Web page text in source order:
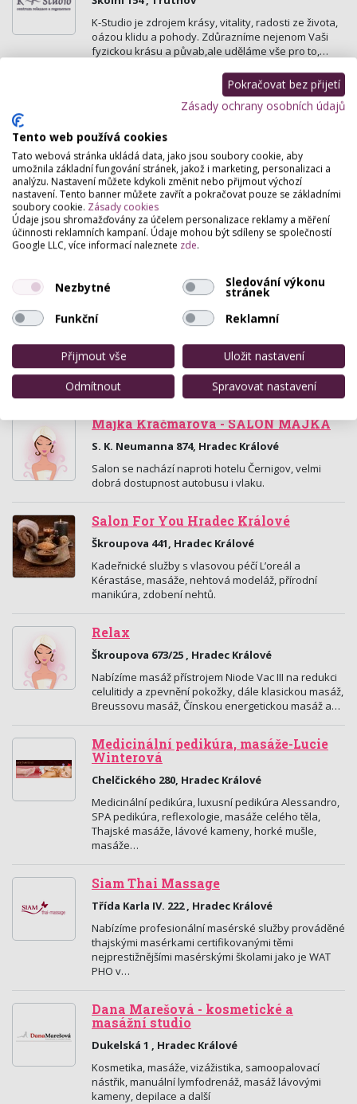
K-Studio je zdrojem krásy, vitality, radosti ze života,
oázou klidu a pohody. Zdůrazníme nejenom Vaši
fyzickou krásu a půvab,ale uděláme vše pro to,…
Revoluční 208 , Trutnov
Nabízíme profesionální masérské služby prováděné
thajskými masérkami certifikovanými těmi
nejprestižnějšími masérskými školami jako je WAT
PHO v…
kouzlo-doteku
Na Struze 30, Trutnov
smysly. Relaxační, tantrické, sportovně rekondiční,
regenerační i zdravotní masáže.
Tomáš Vaníček-mobilní masáž
Dvorská 166 , Hradec Králové
Nejlevnější masáže v Hradci králové. Ceny již od 80,-
kč. Děti do 12ti let Zdarma! Medová masáž.
Majka Kráčmarová - SALON MAJKA
S. K. Neumanna 874, Hradec Králové
Salon se nachází naproti hotelu Černigov, velmi
dobrá dostupnost autobusu i vlaku.
Salon For You Hradec Králové
Škroupova 441, Hradec Králové
Kadeřnické služby s vlasovou péčí L’oreál a
Kérastáse, masáže, nehtová modeláž, přírodní
manikúra, zdobení nehtů.
Relax
Škroupova 673/25 , Hradec Králové
Nabízíme masáž přístrojem Niode Vac III na redukci
celulitidy a zpevnění pokožky, dále klasickou masáž,
Breussovu masáž, Čínskou energetickou masáž a…
Medicinální pedikúra, masáže-Lucie
Winterová
Chelčického 280, Hradec Králové
Medicinální pedikúra, luxusní pedikúra Alessandro,
SPA pedikúra, reflexologie, masáže celého těla,
Thajské masáže, lávové kameny, horké mušle,
masáže…
Siam Thai Massage
Třída Karla IV. 222 , Hradec Králové
Nabízíme profesionální masérské služby prováděné
thajskými masérkami certifikovanými těmi
nejprestižnějšími masérskými školami jako je WAT
PHO v…
Dana Marešová - kosmetické a
masážní studio
Dukelská 1 , Hradec Králové
Kosmetika, masáže, vizážistika, samoopalovací
nástřik, manuální lymfodrenáž, masáž lávovými
kameny, depilace a další
Pokračovat bez přijetí
Zásady ochrany osobních údajů
Tento web používá cookies
Tato webová stránka ukládá data, jako jsou soubory cookie, aby
umožnila základní fungování stránek, jakož i marketing, personalizaci a
analýzu. Nastavení můžete kdykoli změnit nebo přijmout výchozí
nastavení. Tento banner můžete zavřít a pokračovat pouze se základními
soubory cookie. Zásady cookies
Údaje jsou shromažďovány za účelem personalizace reklamy a měření
účinnosti reklamních kampaní. Údaje mohou být sdíleny se společností
Google LLC, více informací naleznete zde.
Nezbytné Sledování výkonu
stránek
Funkční
Reklamní
Přijmout vše
Uložit nastavení
Odmítnout
Spravovat nastavení